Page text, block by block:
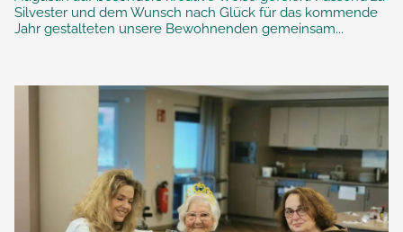
Silvester und dem Wunsch nach Glück für das kommende
Jahr gestalteten unsere Bewohnenden gemeinsam...